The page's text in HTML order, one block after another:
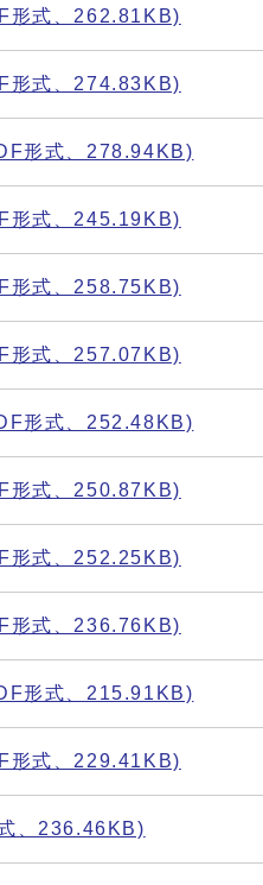
形式、262.81KB)
形式、274.83KB)
形式、278.94KB)
形式、245.19KB)
形式、258.75KB)
形式、257.07KB)
形式、252.48KB)
形式、250.87KB)
形式、252.25KB)
形式、236.76KB)
形式、215.91KB)
形式、229.41KB)
、236.46KB)